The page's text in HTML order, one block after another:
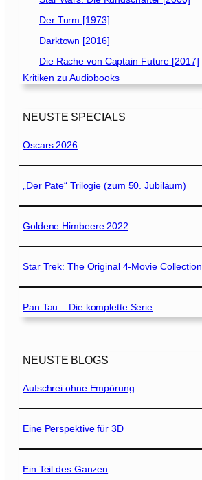
Der Turm [1973]
Darktown [2016]
Die Rache von Captain Future [2017]
Kritiken zu Audiobooks
NEUSTE SPECIALS
Oscars 2026
„Der Pate“ Trilogie (zum 50. Jubiläum)
Goldene Himbeere 2022
Star Trek: The Original 4-Movie Collection
Pan Tau – Die komplette Serie
NEUSTE BLOGS
Aufschrei ohne Empörung
Eine Perspektive für 3D
Ein Teil des Ganzen